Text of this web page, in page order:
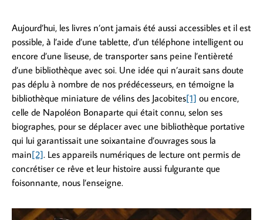
Aujourd’hui, les livres n’ont jamais été aussi accessibles et il est
possible, à l’aide d’une tablette, d’un téléphone intelligent ou
encore d’une liseuse, de transporter sans peine l’entièreté
d’une bibliothèque avec soi. Une idée qui n’aurait sans doute
pas déplu à nombre de nos prédécesseurs, en témoigne la
bibliothèque miniature de vélins des Jacobites[1] ou encore,
celle de Napoléon Bonaparte qui était connu, selon ses
biographes, pour se déplacer avec une bibliothèque portative
qui lui garantissait une soixantaine d’ouvrages sous la
main[2]. Les appareils numériques de lecture ont permis de
concrétiser ce rêve et leur histoire aussi fulgurante que
foisonnante, nous l’enseigne.